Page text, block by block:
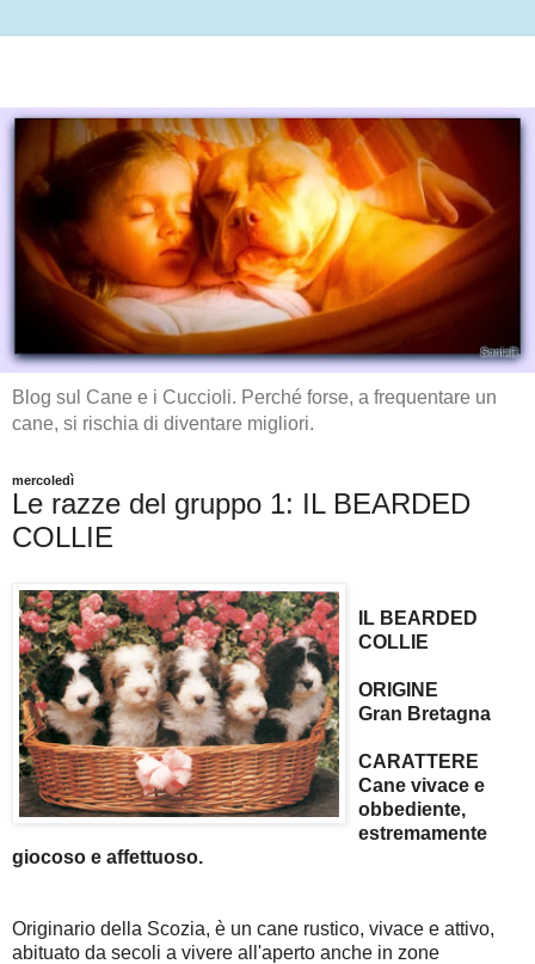
Blog sul Cane e i Cuccioli. Perché forse, a frequentare un
cane, si rischia di diventare migliori.
mercoledì
Le razze del gruppo 1: IL BEARDED
COLLIE
IL BEARDED
COLLIE
ORIGINE
Gran Bretagna
CARATTERE
Cane vivace e
obbediente,
estremamente
giocoso e affettuoso.
Originario della Scozia, è un cane rustico, vivace e attivo,
abituato da secoli a vivere all'aperto anche in zone